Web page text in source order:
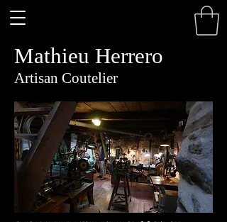
Mathieu Herrero
Artisan Coutelier